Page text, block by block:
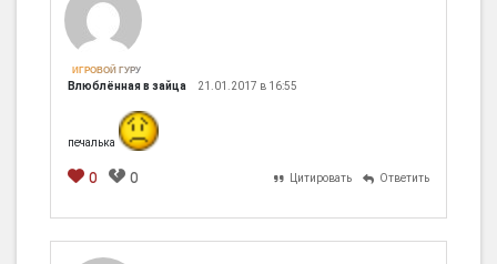
ИГРОВОЙ ГУРУ
Влюблённая в зайца 21.01.2017 в 16:55
печалька
0 0 Цитировать Ответить